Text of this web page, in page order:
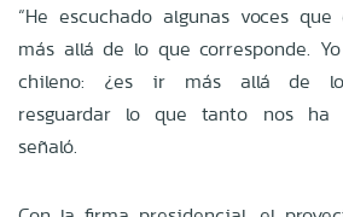
“He escuchado algunas voces
más allá de lo que corresponde.
chileno: ¿es ir más allá de lo
resguardar lo que tanto nos ha
señaló.